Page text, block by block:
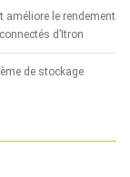
améliore le rendement
d’Itron
de stockage